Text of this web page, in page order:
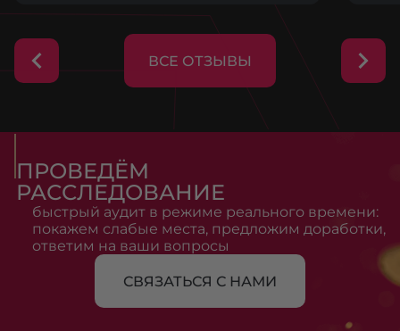
ВСЕ ОТЗЫВЫ
ПРОВЕДЁМ
РАССЛЕДОВАНИЕ
быстрый аудит в режиме реального времени:
покажем слабые места, предложим доработки,
ответим на ваши вопросы
СВЯЗАТЬСЯ С НАМИ